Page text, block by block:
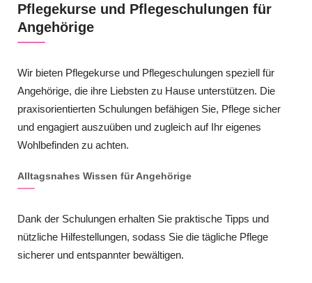
Pflegekurse und Pflegeschulungen für
Angehörige
Wir bieten Pflegekurse und Pflegeschulungen speziell für
Angehörige, die ihre Liebsten zu Hause unterstützen. Die
praxisorientierten Schulungen befähigen Sie, Pflege sicher
und engagiert auszuüben und zugleich auf Ihr eigenes
Wohlbefinden zu achten.
Alltagsnahes Wissen für Angehörige
Dank der Schulungen erhalten Sie praktische Tipps und
nützliche Hilfestellungen, sodass Sie die tägliche Pflege
sicherer und entspannter bewältigen.